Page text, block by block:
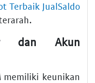
Terbaik JualSaldo
dan Akun
memiliki keunikan